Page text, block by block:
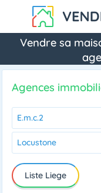
Vendre sa
Agences
E.m.c.2
Locustone
Liste Liege